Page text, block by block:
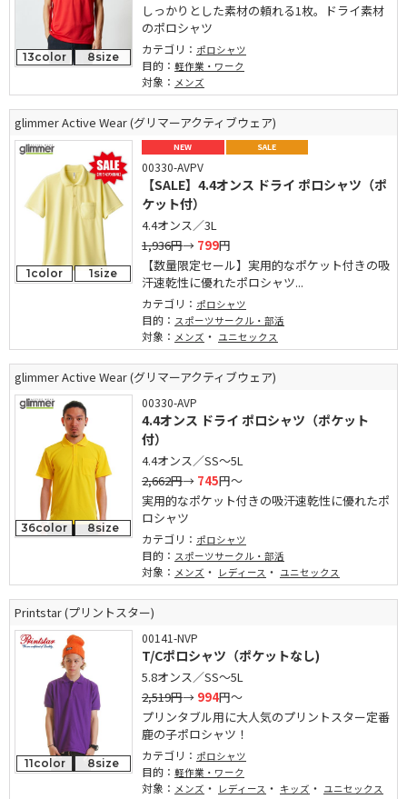
13color 8size
しっかりとした素材の頼れる1枚。ドライ素材
のポロシャツ
カテゴリ： ポロシャツ
目的： 軽作業・ワーク
対象： メンズ
glimmer Active Wear (グリマーアクティブウェア)
1color 1size
NEW SALE
00330-AVPV
【SALE】4.4オンス ドライ ポロシャツ（ポ
ケット付）
4.4オンス／3L
1,936円→ 799円
【数量限定セール】実用的なポケット付きの吸
汗速乾性に優れたポロシャツ...
カテゴリ： ポロシャツ
目的： スポーツサークル・部活
対象： メンズ ・ ユニセックス
glimmer Active Wear (グリマーアクティブウェア)
36color 8size
00330-AVP
4.4オンス ドライ ポロシャツ（ポケット
付）
4.4オンス／SS～5L
2,662円→ 745円～
実用的なポケット付きの吸汗速乾性に優れたポ
ロシャツ
カテゴリ： ポロシャツ
目的： スポーツサークル・部活
対象： メンズ ・ レディース ・ ユニセックス
Printstar (プリントスター)
11color 8size
00141-NVP
T/Cポロシャツ（ポケットなし)
5.8オンス／SS～5L
2,519円→ 994円～
プリンタブル用に大人気のプリントスター定番
鹿の子ポロシャツ！
カテゴリ： ポロシャツ
目的： 軽作業・ワーク
対象： メンズ ・ レディース ・ キッズ ・ ユニセックス